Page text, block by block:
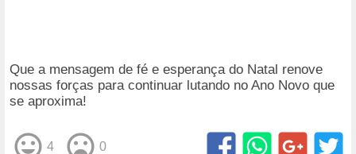
Que a mensagem de fé e esperança do Natal renove
nossas forças para continuar lutando no Ano Novo que
se aproxima!
4 0